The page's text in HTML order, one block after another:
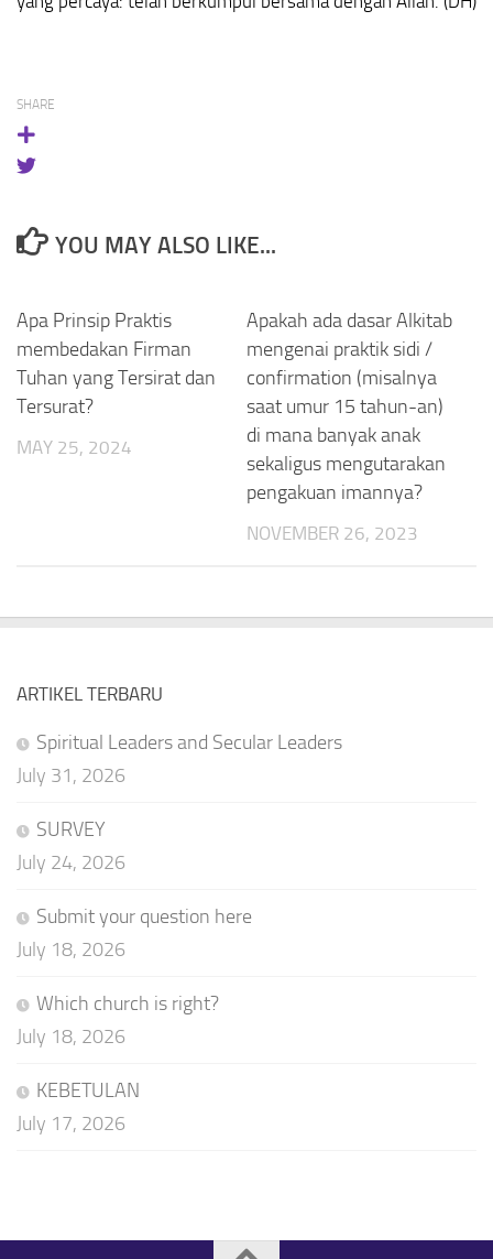
SHARE
YOU MAY ALSO LIKE...
Apa Prinsip Praktis
membedakan Firman
Tuhan yang Tersirat dan
Tersurat?
MAY 25, 2024
Apakah ada dasar Alkitab
mengenai praktik sidi /
confirmation (misalnya
saat umur 15 tahun-an)
di mana banyak anak
sekaligus mengutarakan
pengakuan imannya?
NOVEMBER 26, 2023
ARTIKEL TERBARU
Spiritual Leaders and Secular Leaders
July 31, 2026
SURVEY
July 24, 2026
Submit your question here
July 18, 2026
Which church is right?
July 18, 2026
KEBETULAN
July 17, 2026